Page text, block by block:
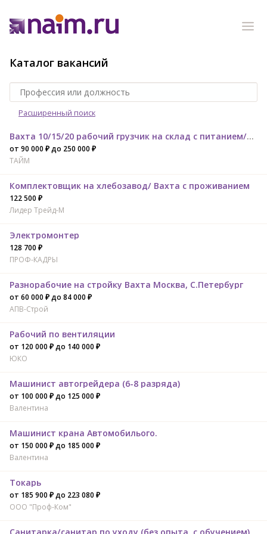
Каталог вакансий
Расширенный поиск
Вахта 10/15/20 рабочий грузчик на склад с питанием/проживанием
от 90 000 ₽ до 250 000 ₽
ТАЙМ
Комплектовщик на хлебозавод/ Вахта с проживанием
122 500 ₽
Лидер Трейд-M
Электромонтер
128 700 ₽
ПРОФ-КАДРЫ
Разнорабочие на стройку Вахта Москва, С.Петербург
от 60 000 ₽ до 84 000 ₽
АПВ-Строй
Рабочий по вентиляции
от 120 000 ₽ до 140 000 ₽
ЮКО
Машинист автогрейдера (6-8 разряда)
от 100 000 ₽ до 125 000 ₽
Валентина
Машинист крана Автомобилього.
от 150 000 ₽ до 185 000 ₽
Валентина
Токарь
от 185 900 ₽ до 223 080 ₽
ООО "Проф-Ком"